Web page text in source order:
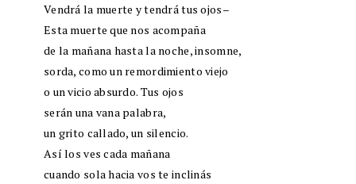
Vendrá la muerte y tendrá tus ojos–
Esta muerte que nos acompaña
de la mañana hasta la noche, insomne,
sorda, como un remordimiento viejo
o un vicio absurdo. Tus ojos
serán una vana palabra,
un grito callado, un silencio.
Así los ves cada mañana
cuando sola hacia vos te inclinás